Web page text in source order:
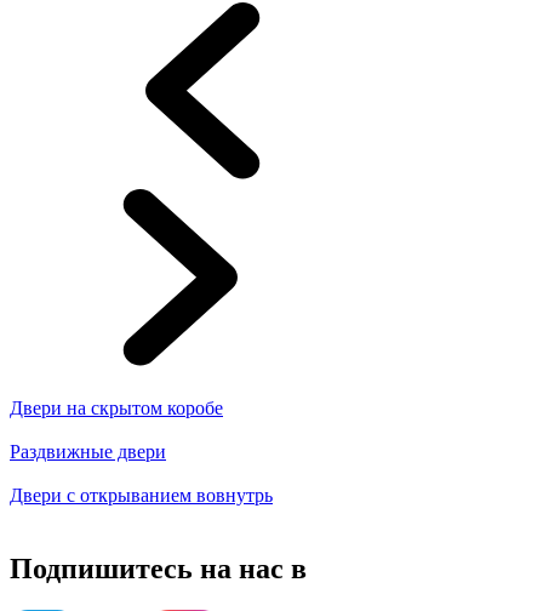
Двери на скрытом коробе
Раздвижные двери
Двери с открыванием вовнутрь
Подпишитесь на нас в